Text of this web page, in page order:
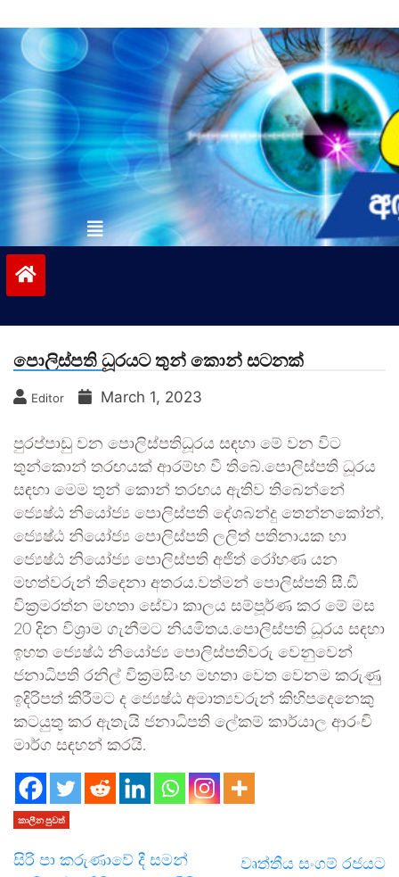
to
contentvinivida.lk
පොලිස්පති ධූරයට තුන් කොන් සටනක්
Editor March 1, 2023
පුරප්පාඩු වන පොලිස්පතිධූරය සඳහා මේ වන විට
තුන්කොන් තරඟයක් ආරම්භ වී තිබේ.පොලිස්පති ධූරය
සඳහා මෙම තුන් කොන් තරඟය ඇතිව තිබෙන්නේ
ජ්‍යෙෂ්ඨ නියෝජ්‍ය පොලිස්පති දේශබන්දු තෙන්නකෝන්,
ජ්‍යෙෂ්ඨ නියෝජ්‍ය පොලිස්පති ලලිත් පතිනායක හා
ජ්‍යෙෂ්ඨ නියෝජ්‍ය පොලිස්පති අජිත් රෝහණ යන
මහත්වරුන් තිදෙනා අතරය.වත්මන් පොලිස්පති සී.ඩී
වික්‍රමරත්න මහතා සේවා කාලය සම්පූර්ණ කර මේ මස
20 දින විශ්‍රාම ගැනීමට නියමිතය.පොලිස්පති ධූරය සඳහා
ඉහත ජ්‍යෙෂ්ඨ නියෝජ්‍ය පොලිස්පතිවරු වෙනුවෙන්
ජනාධිපති රනිල් වික්‍රමසිංහ මහතා වෙත වෙනම කරුණු
ඉදිරිපත් කිරීමට ද ජ්‍යෙෂ්ඨ අමාත්‍යවරුන් කිහිපදෙනෙකු
කටයුතු කර ඇතැයි ජනාධිපති ලේකම් කාර්යාල ආරංචි
මාර්ග සඳහන් කරයි.
කාලීන පුවත්
සිරි පා කරුණාවේ දී සමන්
වෘත්තීය සංගම් රජයට